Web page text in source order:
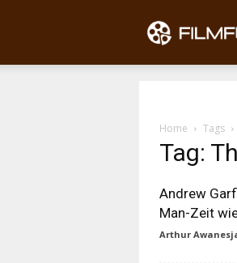
Home Tags
Tag:
Andrew
Man-Zeit
Arthur